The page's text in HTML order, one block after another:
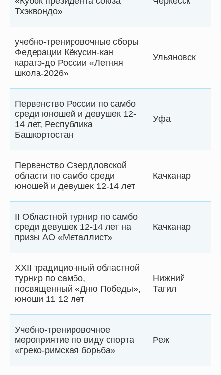
Тхэквондо»
учебно-тренировочные сборы
Федерации Кёкусин-кан
каратэ-до России «Летняя
школа-2026»
Ульяновск
Первенство России по самбо
среди юношей и девушек 12-
14 лет, Республика
Башкортостан
Уфа
Первенство Свердловской
области по самбо среди
юношей и девушек 12-14 лет
Качканар
II Областной турнир по самбо
среди девушек 12-14 лет на
призы АО «Металлист»
Качканар
XXII традиционный областной
турнир по самбо,
посвященный «Дню Победы»,
юноши 11-12 лет
Нижний
Тагил
Учебно-тренировочное
мероприятие по виду спорта
«греко-римская борьба»
Реж